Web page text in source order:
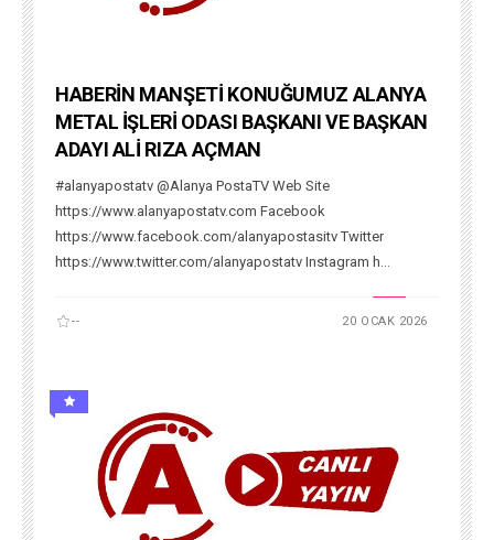
HABERİN MANŞETİ KONUĞUMUZ ALANYA
METAL İŞLERİ ODASI BAŞKANI VE BAŞKAN
ADAYI ALİ RIZA AÇMAN
#alanyapostatv @Alanya PostaTV Web Site
https://www.alanyapostatv.com Facebook
https://www.facebook.com/alanyapostasitv Twitter
https://www.twitter.com/alanyapostatv Instagram h...
-- 20 OCAK 2026